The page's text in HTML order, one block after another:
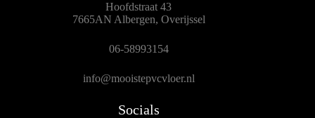
Hoofdstraat 43
7665AN Albergen, Overijssel
06-58993154
info@mooistepvcvloer.nl
Socials